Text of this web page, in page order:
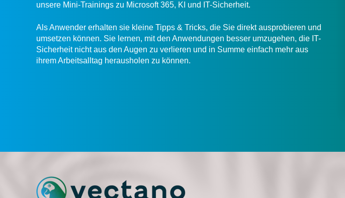
unsere Mini-Trainings zu Microsoft 365, KI und IT-Sicherheit.
Als Anwender erhalten sie kleine Tipps & Tricks, die Sie direkt ausprobieren und
umsetzen können. Sie lernen, mit den Anwendungen besser umzugehen, die IT-
Sicherheit nicht aus den Augen zu verlieren und in Summe einfach mehr aus
ihrem Arbeitsalltag herausholen zu können.